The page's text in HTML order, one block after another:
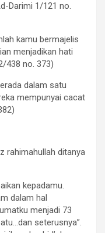
Darimi 1/121 no.
kamu bermajelis
menjadikan hati
438 no. 373)
dalam satu
mempunyai cacat
rahimahullah ditanya
kepadamu.
dalam hal
menjadi 73
seterusnya”.